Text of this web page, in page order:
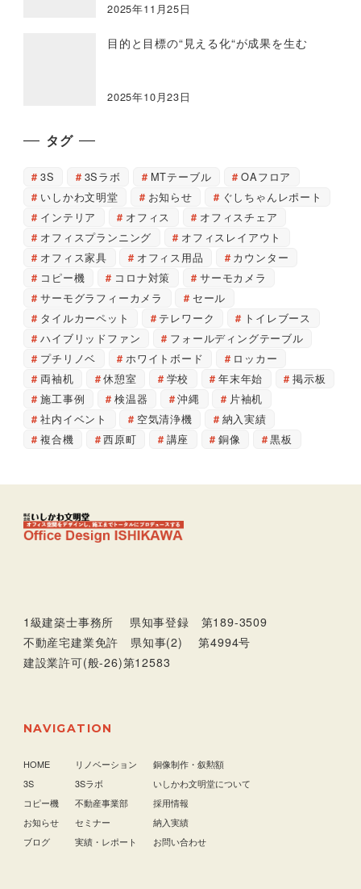
2025年11月25日
目的と目標の“見える化“が成果を生む
2025年10月23日
タグ
3S 3Sラボ MTテーブル
OAフロア
いしかわ文明堂
お知らせ
ぐしちゃんレポート
インテリア
オフィス
オフィスチェア
オフィスプランニング
オフィスレイアウト
オフィス家具
オフィス用品
カウンター
コピー機
コロナ対策
サーモカメラ
サーモグラフィーカメラ
セール
タイルカーペット
テレワーク
トイレブース
ハイブリッドファン
フォールディングテーブル
プチリノベ
ホワイトボード
ロッカー
両袖机
休憩室 学校 年末年始
掲示板
施工事例
検温器 沖縄
片袖机
社内イベント
空気清浄機
納入実績
複合機
西原町 講座 銅像 黒板
1級建築士事務所 県知事登録 第189-3509
不動産宅建業免許 県知事(2) 第4994号
建設業許可(般-26)第12583
NAVIGATION
HOME リノベーション
銅像制作・叙勲額
3S
3Sラボ
いしかわ文明堂について
コピー機
不動産事業部
採用情報
お知らせ
セミナー
納入実績
ブログ
実績・レポート お問い合わせ